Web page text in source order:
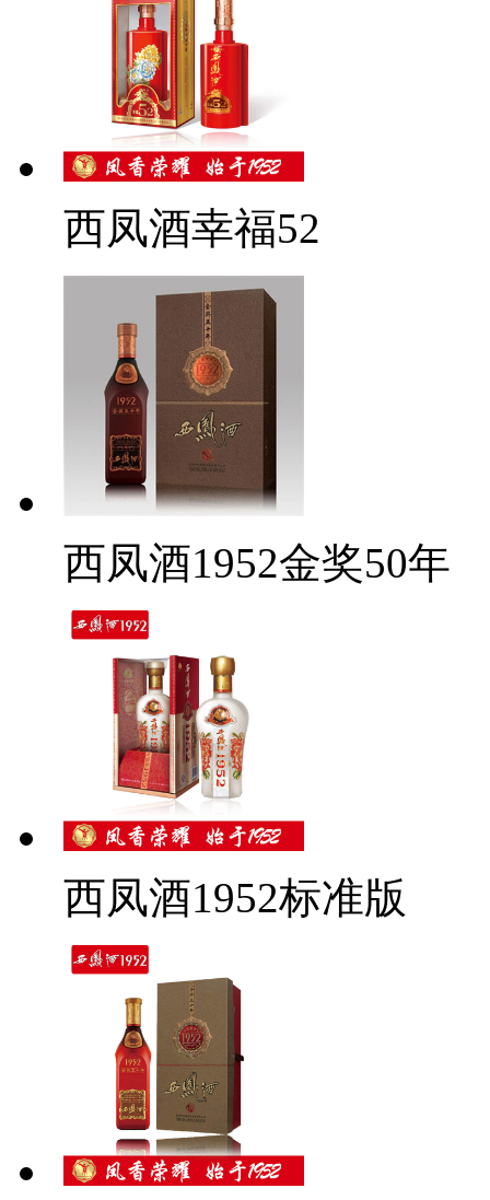
西凤酒幸福52
西凤酒1952金奖50年
西凤酒1952标准版